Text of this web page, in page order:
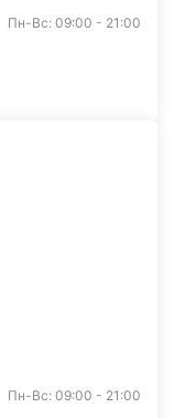
Пн-Вс: 09:00 - 21:00
Пн-Вс: 09:00 - 21:00